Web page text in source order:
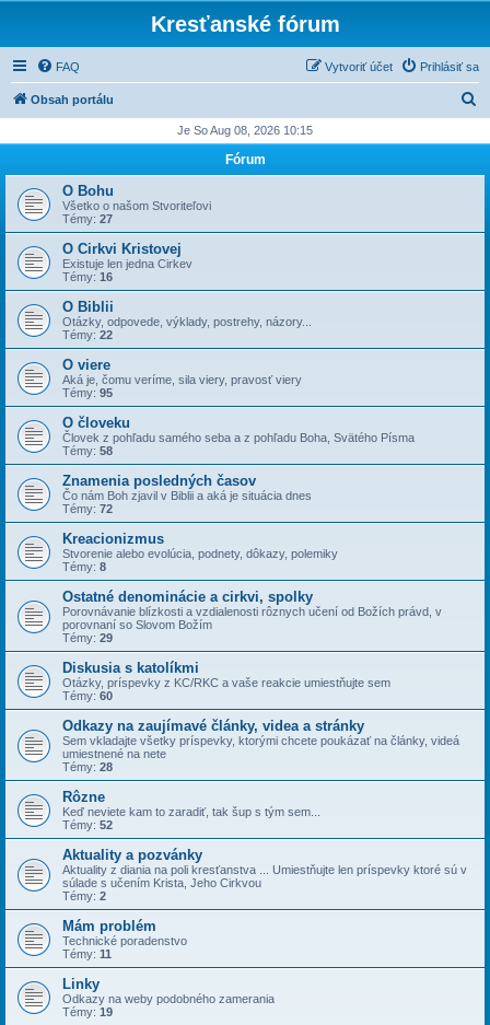
Kresťanské fórum
FAQ Prihlásiť sa
Vytvoriť účet
Obsah portálu
d
ť
Je So Aug 08, 2026 10:15
Fórum
O Bohu
Všetko o našom Stvoriteľovi
Témy: 27
O Cirkvi Kristovej
Existuje len jedna Cirkev
Témy: 16
O Biblii
Otázky, odpovede, výklady, postrehy, názory...
Témy: 22
O viere
Aká je, čomu veríme, sila viery, pravosť viery
Témy: 95
O človeku
Človek z pohľadu samého seba a z pohľadu Boha, Svätého Písma
Témy: 58
Znamenia posledných časov
Čo nám Boh zjavil v Biblii a aká je situácia dnes
Témy: 72
Kreacionizmus
Stvorenie alebo evolúcia, podnety, dôkazy, polemiky
Témy: 8
Ostatné denominácie a cirkvi, spolky
Porovnávanie blízkosti a vzdialenosti rôznych učení od Božích právd, v
porovnaní so Slovom Božím
Témy: 29
Diskusia s katolíkmi
Otázky, príspevky z KC/RKC a vaše reakcie umiestňujte sem
Témy: 60
Odkazy na zaujímavé články, videa a stránky
Sem vkladajte všetky príspevky, ktorými chcete poukázať na články, videá
umiestnené na nete
Témy: 28
Rôzne
Keď neviete kam to zaradiť, tak šup s tým sem...
Témy: 52
Aktuality a pozvánky
Aktuality z diania na poli kresťanstva ... Umiestňujte len príspevky ktoré sú v
súlade s učením Krista, Jeho Cirkvou
Témy: 2
Mám problém
Technické poradenstvo
Témy: 11
Linky
Odkazy na weby podobného zamerania
Témy: 19